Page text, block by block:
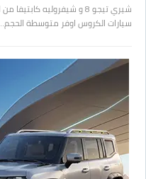
شيري تيجو 8 و شيفروليه
سيارات الكروس اوفر متوسطة